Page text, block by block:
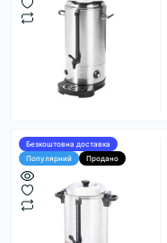
Безкоштовна доставка
Популярний
Продано